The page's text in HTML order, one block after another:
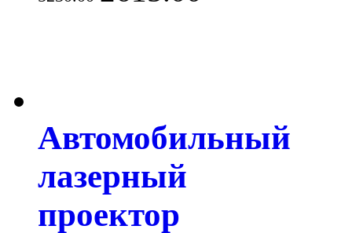
Автомобильный
лазерный
проектор